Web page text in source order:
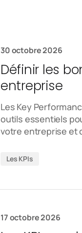
30 octobre 2026
Définir les
entreprise
Les Key
outils essentiels
votre entreprise et
Les KPIs
17 octobre 2026